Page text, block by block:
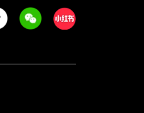
WeechatXiaohongshu/